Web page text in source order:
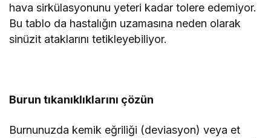
hava sirkülasyonunu yeteri kadar tolere edemiyor.
Bu tablo da hastalığın uzamasına neden olarak
sinüzit ataklarını tetikleyebiliyor.
Burun tıkanıklıklarını çözün
Burnunuzda kemik eğriliği (deviasyon) veya et